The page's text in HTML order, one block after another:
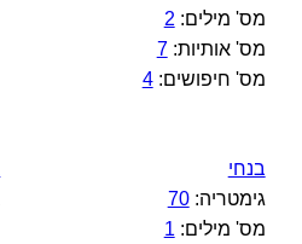
מס' מילים: 2
מס' אותיות:7
מס' חיפושים:4
בנחי
גימטריה:70
מס' מילים: 1